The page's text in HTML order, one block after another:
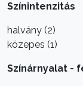
Színintenzitás
halvány (2)
közepes (1)
Színárnyalat -